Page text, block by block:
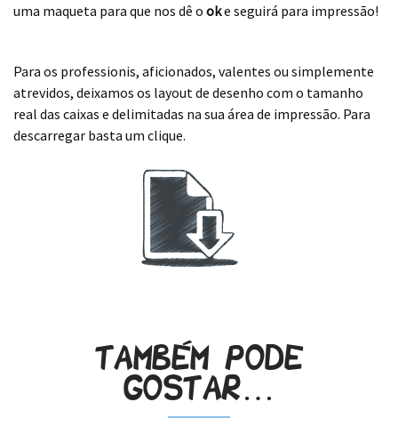
uma maqueta para que nos dê o oke seguirá para impressão!
Para os professionis, aficionados, valentes ou simplemente
atrevidos, deixamos os layout de desenho com o tamanho
real das caixas e delimitadas na sua área de impressão. Para
descarregar basta um clique.
Também pode
gostar…